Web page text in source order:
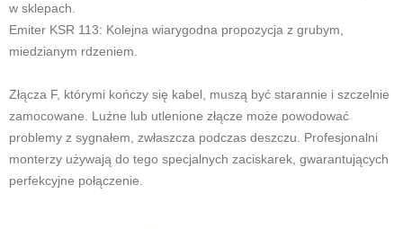
w sklepach.
Emiter KSR 113: Kolejna wiarygodna propozycja z grubym,
miedzianym rdzeniem.
Złącza F, którymi kończy się kabel, muszą być starannie i szczelnie
zamocowane. Luźne lub utlenione złącze może powodować
problemy z sygnałem, zwłaszcza podczas deszczu. Profesjonalni
monterzy używają do tego specjalnych zaciskarek, gwarantujących
perfekcyjne połączenie.